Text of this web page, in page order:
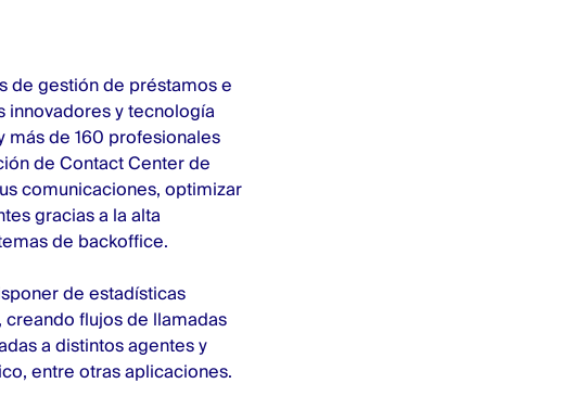
de gestión de préstamos e
y tecnología
más de 160 profesionales
de Contact Centerde
comunicaciones, optimizar
gracias a la alta
de backoffice.
de estadísticas
flujos de llamadas
a distintos agentes y
entre otras aplicaciones.